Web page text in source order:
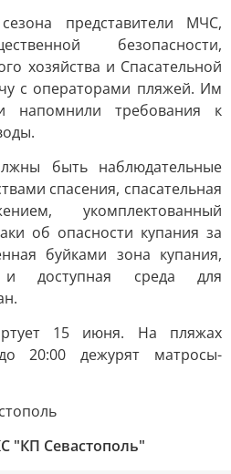
представители МЧС,
безопасности,
хозяйства и Спасательной
с операторами пляжей. Им
напомнили требования к
быть наблюдательные
спасения, спасательная
укомплектованный
об опасности купания за
буйками зона купания,
доступная среда для
15 июня. На пляжах
20:00 дежурят матросы-
"КП Севастополь"